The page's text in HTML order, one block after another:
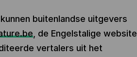
buitenlandse uitgevers
, de Engelstalige website
vertalers uit het